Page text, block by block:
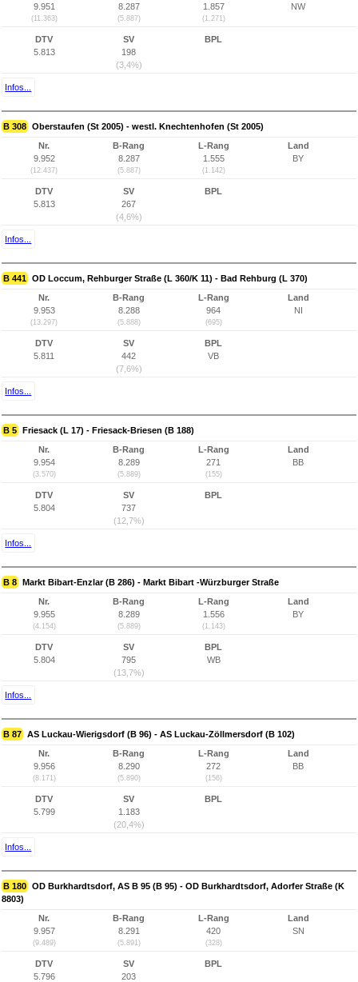
9.951
(11.363)
8.287
(5.887)
1.857
(1.271)
NW
DTV
5.813
SV
198
(3,4%)
BPL
Infos...
B 308 Oberstaufen (St 2005) - westl. Knechtenhofen (St 2005)
Nr.
9.952
(12.437)
B-Rang
8.287
(5.887)
L-Rang
1.555
(1.142)
Land
BY
DTV
5.813
SV
267
(4,6%)
BPL
Infos...
B 441 OD Loccum, Rehburger Straße (L 360/K 11) - Bad Rehburg (L 370)
Nr.
9.953
(13.297)
B-Rang
8.288
(5.888)
L-Rang
964
(695)
Land
NI
DTV
5.811
SV
442
(7,6%)
BPL
VB
Infos...
B 5 Friesack (L 17) - Friesack-Briesen (B 188)
Nr.
9.954
(3.570)
B-Rang
8.289
(5.889)
L-Rang
271
(155)
Land
BB
DTV
5.804
SV
737
(12,7%)
BPL
Infos...
B 8 Markt Bibart-Enzlar (B 286) - Markt Bibart -Würzburger Straße
Nr.
9.955
(4.154)
B-Rang
8.289
(5.889)
L-Rang
1.556
(1.143)
Land
BY
DTV
5.804
SV
795
(13,7%)
BPL
WB
Infos...
B 87 AS Luckau-Wierigsdorf (B 96) - AS Luckau-Zöllmersdorf (B 102)
Nr.
9.956
(8.171)
B-Rang
8.290
(5.890)
L-Rang
272
(156)
Land
BB
DTV
5.799
SV
1.183
(20,4%)
BPL
Infos...
B 180 OD Burkhardtsdorf, AS B 95 (B 95) - OD Burkhardtsdorf, Adorfer Straße (K
8803)
Nr.
9.957
(9.489)
B-Rang
8.291
(5.891)
L-Rang
420
(328)
Land
SN
DTV
5.796
SV
203
BPL